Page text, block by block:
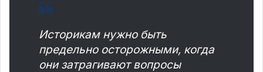
Историкам нужно быть
предельно осторожными, когда
они затрагивают вопросы